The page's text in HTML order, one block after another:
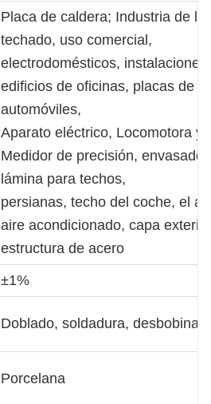
Placa de caldera; Industria de
techado, uso comercial,
electrodomésticos,
edificios de oficinas, placas de
automóviles,
Aparato eléctrico, Locomotora y
Medidor de precisión, envasado
lámina para techos,
persianas, techo del coche, el
aire acondicionado, capa
estructura de acero
±1%
Doblado, soldadura,
Porcelana